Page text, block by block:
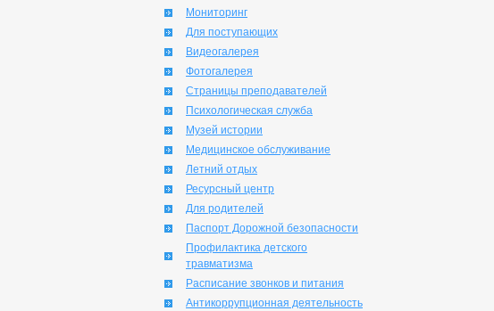
Мониторинг
Для поступающих
Видеогалерея
Фотогалерея
Страницы преподавателей
Психологическая служба
Музей истории
Медицинское обслуживание
Летний отдых
Ресурсный центр
Для родителей
Паспорт Дорожной безопасности
Профилактика детского
травматизма
Расписание звонков и питания
Антикоррупционная деятельность